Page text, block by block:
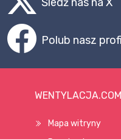
Polub nasz
Mapa witryny